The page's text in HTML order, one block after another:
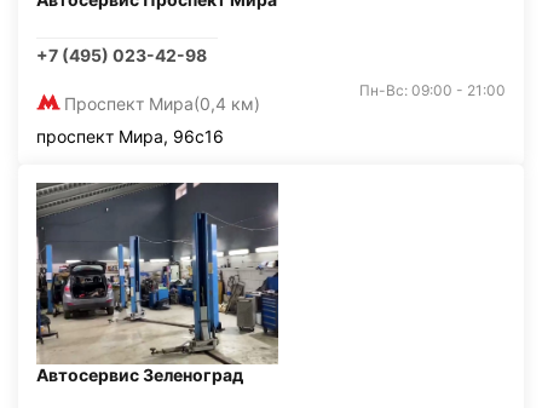
+7 (495) 023-42-98
Проспект Мира(0,4 км)
Пн-Вс: 09:00 - 21:00
проспект Мира, 96с16
Автосервис Зеленоград